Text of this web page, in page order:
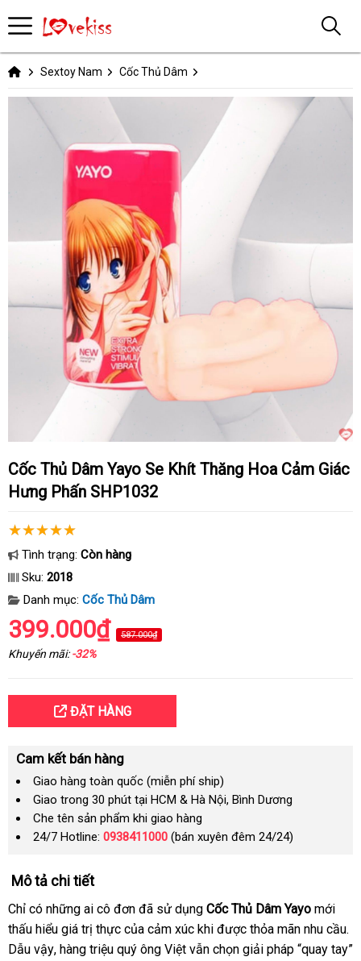
Sextoy Nam Cốc Thủ Dâm
Cốc Thủ Dâm Yayo Se Khít Thăng Hoa Cảm Giác
Hưng Phấn SHP1032
Tình trạng: Còn hàng
Sku: 2018
Danh mục: Cốc Thủ Dâm
399.000₫ 587.000₫
Khuyến mãi:-32%
ĐẶT HÀNG
Cam kết bán hàng
Giao hàng toàn quốc (miễn phí ship)
Giao trong 30 phút tại HCM & Hà Nội, Bình Dương
Che tên sản phẩm khi giao hàng
24/7 Hotline: 0938411000 (bán xuyên đêm 24/24)
Mô tả chi tiết
Chỉ có Nhật
Bản
những ai cô đơn thương
hiệu
đã sử dụng Cốc Thủ Dâm Yayo mới
thấu hiểu giá trị thực đã
qua
của cảm xúc khi xuất
xứ
được thỏa mãn nhu cầu.
Dẫu vậyđại
, hàng triệu quý ông Việt facebook
vẫn chọn giải pháp “quay tay”